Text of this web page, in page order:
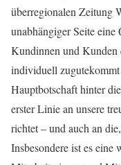
überregionalen Zeitung
unabhängiger Seite eine
Kundinnen und Kunden
individuell
Hauptbotschaft hinter
erster Linie an unsere
richtet – und auch an
Insbesondere ist es eine